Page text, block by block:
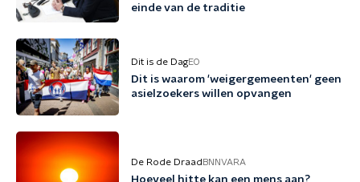
einde van de traditie
Dit is de DagEO
Dit is waarom 'weigergemeenten' geen
asielzoekers willen opvangen
De Rode Draad BNNVARA
Hoeveel hitte kan een mens aan?